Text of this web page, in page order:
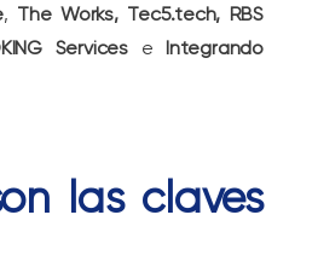
, The Works, Tec5.tech, RBS
Services e Integrando
las claves